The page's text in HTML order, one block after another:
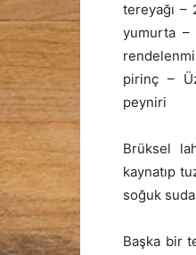
tereyağı –
yumurta
pirinç –
peyniri
Brüksel
kaynatıp
soğuk
Başka bir